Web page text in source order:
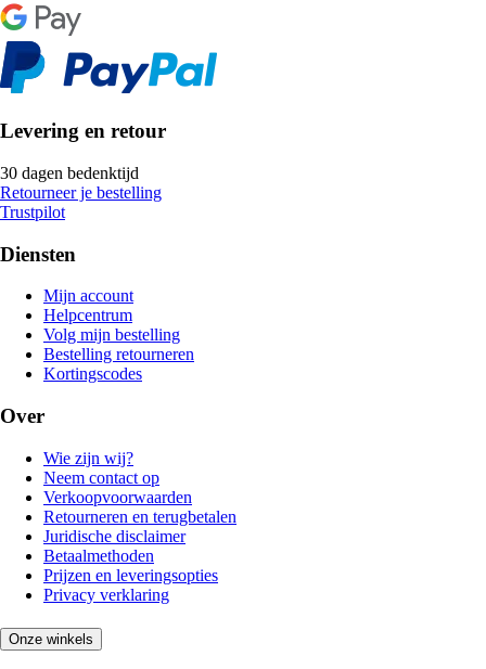
Levering en retour
30 dagen bedenktijd
Retourneer je bestelling
Trustpilot
Diensten
Mijn account
Helpcentrum
Volg mijn bestelling
Bestelling retourneren
Kortingscodes
Over
Wie zijn wij?
Neem contact op
Verkoopvoorwaarden
Retourneren en terugbetalen
Juridische disclaimer
Betaalmethoden
Prijzen en leveringsopties
Privacy verklaring
Onze winkels